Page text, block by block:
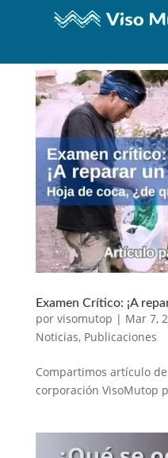
Examen Crítico: ¡A
por visomutop | Mar 7,
Noticias, Publicaciones
Compartimos artículo
corporación VisoMutop